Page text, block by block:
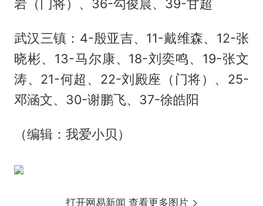
岩（门将）、36-勾俊晨、39-甘超
武汉三镇：4-殷亚吉、11-戴维森、12-张
晓彬、13-马尔康、18-刘奕鸣、19-张文
涛、21-何超、22-刘殿座（门将）、25-
邓涵文、30-谢鹏飞、37-徐皓阳
（编辑：我爱小贝）
打开网易新闻 查看更多图片